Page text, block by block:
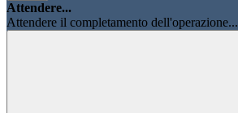
Attendere...
Attendere il completamento dell'operazione...